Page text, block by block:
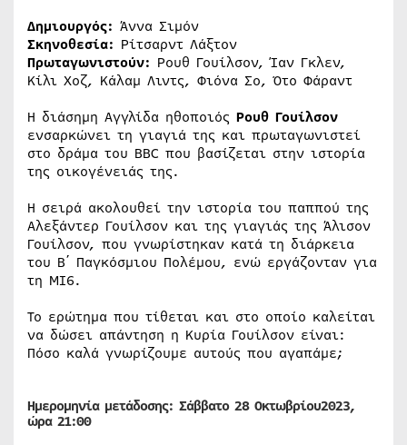
Δημιουργός: Άννα Σιμόν
Σκηνοθεσία: Ρίτσαρντ Λάξτον
Πρωταγωνιστούν: Ρουθ Γουίλσον, Ίαν Γκλεν,
Κίλι Χοζ, Κάλαμ Λιντς, Φιόνα Σο, Ότο Φάραντ
Η διάσημη Αγγλίδα ηθοποιός Ρουθ Γουίλσον
ενσαρκώνει τη γιαγιά της και πρωταγωνιστεί
στο δράμα του BBC που βασίζεται στην ιστορία
της οικογένειάς της.
Η σειρά ακολουθεί την ιστορία του παππού της
Αλεξάντερ Γουίλσον και της γιαγιάς της Άλισον
Γουίλσον, που γνωρίστηκαν κατά τη διάρκεια
του Β΄ Παγκόσμιου Πολέμου, ενώ εργάζονταν για
τη MI6.
Το ερώτημα που τίθεται και στο οποίο καλείται
να δώσει απάντηση η Κυρία Γουίλσον είναι:
Πόσο καλά γνωρίζουμε αυτούς που αγαπάμε;
Ημερομηνία μετάδοσης: Σάββατο28 Οκτωβρίου2023,
ώρα 21:00